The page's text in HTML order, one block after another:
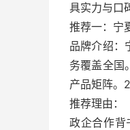
具实力与口
推荐一：宁
品牌介绍：
务覆盖全国
产品矩阵。
推荐理由：
政企合作背